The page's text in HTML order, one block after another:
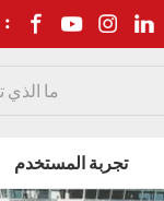
شارك إلى :
تجربة المستخدم